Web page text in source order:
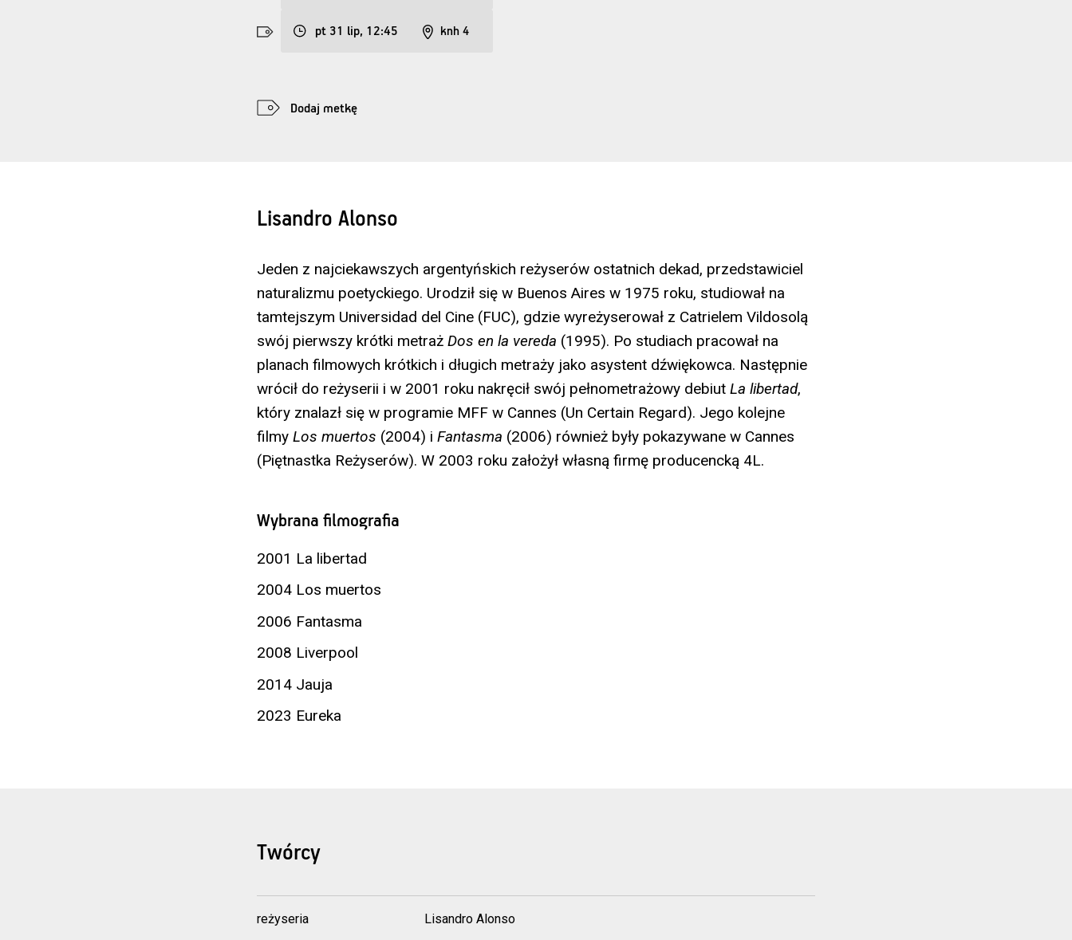
pt 31 lip, 12:45 knh 4
Dodaj metkę
Lisandro Alonso
Jeden z najciekawszych argentyńskich reżyserów ostatnich dekad, przedstawiciel
naturalizmu poetyckiego. Urodził się w Buenos Aires w 1975 roku, studiował na
tamtejszym Universidad del Cine (FUC), gdzie wyreżyserował z Catrielem Vildosolą
swój pierwszy krótki metraż Dos en la vereda (1995). Po studiach pracował na
planach filmowych krótkich i długich metraży jako asystent dźwiękowca. Następnie
wrócił do reżyserii i w 2001 roku nakręcił swój pełnometrażowy debiut La libertad,
który znalazł się w programie MFF w Cannes (Un Certain Regard). Jego kolejne
filmy Los muertos (2004) i Fantasma (2006) również były pokazywane w Cannes
(Piętnastka Reżyserów). W 2003 roku założył własną firmę producencką 4L.
Wybrana filmografia
2001 La libertad
2004 Los muertos
2006 Fantasma
2008 Liverpool
2014 Jauja
2023 Eureka
Twórcy
reżyseria Lisandro Alonso